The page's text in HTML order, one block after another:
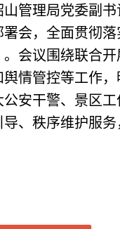
理局党委副书
会，全面贯彻
会议围绕联合
情管控等工作
安干警、景区
、秩序维护服